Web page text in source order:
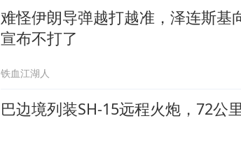
难怪伊朗导弹越打越准，泽连斯基
宣布不打了
铁血江湖人
巴边境列装SH-15远程火炮，72公